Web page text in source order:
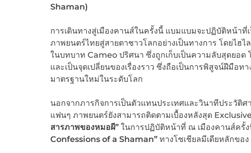
Shaman)
การเดินทางสู่เมืองคานส์ในครั้งนี้ แบมแบมจะปฏิบัติหน้า
ภาพยนตร์ไทยสู่สายตาชาวโลกอย่างเป็นทางการ โดยไ
ในบทบาท Cameo ปริศนา ซึ่งถูกเก็บเป็นความลับสุดยอด
และเป็นจุดเปลี่ยนของเรื่องราว ซึ่งถือเป็นการพิสูจน์ฝีมือ
มาตรฐานใหม่ในระดับโลก
นอกจากภารกิจการเป็นตัวแทนประเทศและวินาทีประวัติ
แฟนๆ ภาพยนตร์ยังสามารถติดตามเบื้องหลังสุด
สารภาพของหมอผี”ในการปฏิบัติหน้าที่ ณ เมืองคานส์ครั้
Confessions of a Shaman”ทางโซเชียลมีเดียหลักของ